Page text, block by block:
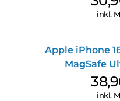
inkl.
Apple iPhone
MagSafe
inkl.